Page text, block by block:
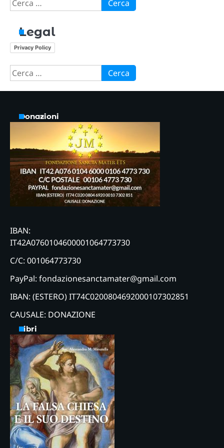
per:
Legal
Privacy Policy
Ricerca
per:
Donazioni
IBAN:
IT42A0760104600001064773730
C/C: 001064773730
PayPal: fondazionesanctamater@gmail.com
IBAN: (ESTERO) IT74C0200804692000107302851
CAUSALE: DONAZIONE
Libri